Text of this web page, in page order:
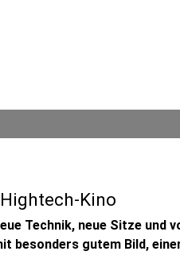
Kino
Technik, neue Sitze und
besonders gutem Bild,